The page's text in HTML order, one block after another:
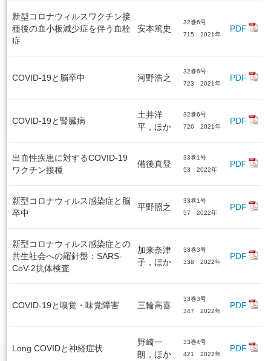
新型コロナウィルスワクチン接
種後の血小板減少症を伴う血栓
症
安本篤史
32巻6号
715 2021年
PDF
COVID-19と脳卒中 河野浩之
32巻6号
723 2021年
PDF
COVID-19と腎臓病
土井洋
平，ほか
32巻6号
726 2021年
PDF
出血性疾患に対するCOVID-19
ワクチン接種
備後真登
33巻1号
53 2022年
PDF
新型コロナウィルス感染症と脳
卒中
平野照之
33巻1号
57 2022年
PDF
新型コロナウィルス感染症との
共生社会への羅針盤：SARS-
CoV-2抗体検査
加来奈津
子，ほか
33巻3号
338 2022年
PDF
COVID-19と嗅覚・味覚障害 三輪高喜
33巻3号
347 2022年
PDF
Long COVIDと神経症状
野崎一
朗，ほか
33巻4号
421 2022年
PDF